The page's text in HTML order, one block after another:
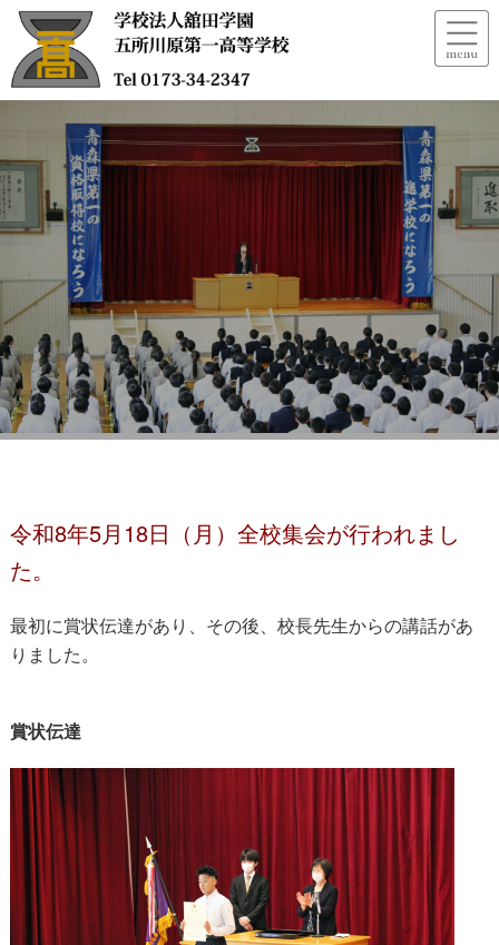
賞状伝達・全校集会
令和8年5月18日（月）全校集会が行われまし
た。
最初に賞状伝達があり、その後、校長先生からの講話があ
りました。
賞状伝達